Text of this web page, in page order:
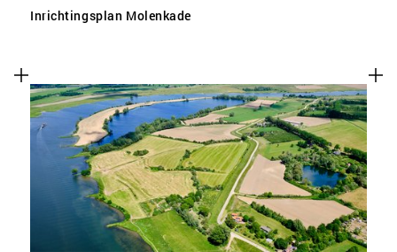
Inrichtingsplan Molenkade